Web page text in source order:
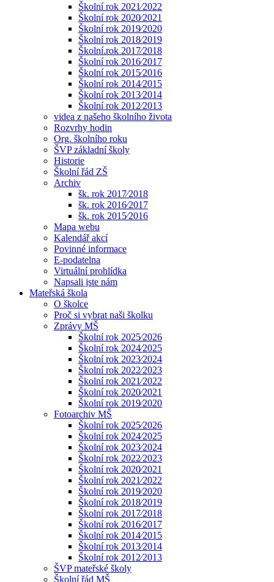
Školní rok 2021⁄2022
Školní rok 2020⁄2021
Školní rok 2019⁄2020
Školní rok 2018⁄2019
Školní.rok 2017⁄2018
Školní rok 2016⁄2017
Školní rok 2015⁄2016
Školní rok 2014⁄2015
Školní rok 2013⁄2014
Školní rok 2012⁄2013
videa z našeho školního života
Rozvrhy hodin
Org. školního roku
ŠVP základní školy
Historie
Školní řád ZŠ
Archiv
šk. rok 2017⁄2018
šk. rok 2016⁄2017
šk. rok 2015⁄2016
Mapa webu
Kalendář akcí
Povinné informace
E-podatelna
Virtuální prohlídka
Napsali jste nám
Mateřská škola
O školce
Proč si vybrat naši školku
Zprávy MŠ
Školní rok 2025⁄2026
Školní rok 2024⁄2025
Školní rok 2023⁄2024
Školní rok 2022⁄2023
Školní rok 2021⁄2022
Školní rok 2020⁄2021
Školní rok 2019⁄2020
Fotoarchiv MŠ
Školní rok 2025⁄2026
Školní rok 2024⁄2025
Školní rok 2023⁄2024
Školní rok 2022⁄2023
Školní rok 2020⁄2021
Školní rok 2021⁄2022
Školní rok 2019⁄2020
Školní rok 2018⁄2019
Školní rok 2017⁄2018
Školní rok 2016⁄2017
Školní rok 2014⁄2015
Školní rok 2013⁄2014
Školní rok 2012⁄2013
ŠVP mateřské školy
Školní řád MŠ